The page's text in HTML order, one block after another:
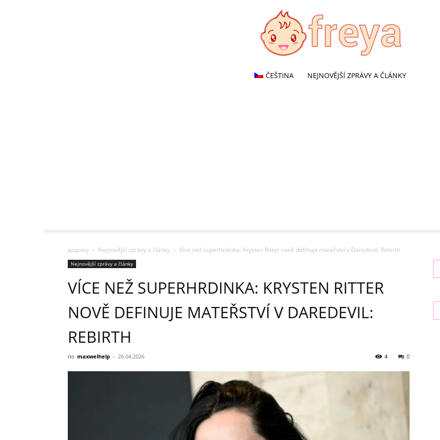
ČEŠTINA NEJNOVĚJŠÍ ZPRÁVY A ČLÁNKY
додому Nejnovější zprávy a články Více než superhrdinka: Krysten Ritter nově definuje mateřství v Daredevil: Rebirth
Nejnovější zprávy a články
VÍCE NEŽ SUPERHRDINKA: KRYSTEN RITTER
NOVĚ DEFINUJE MATEŘSTVÍ V DAREDEVIL:
REBIRTH
по maxwelhelp - 26.04.2026 0
4